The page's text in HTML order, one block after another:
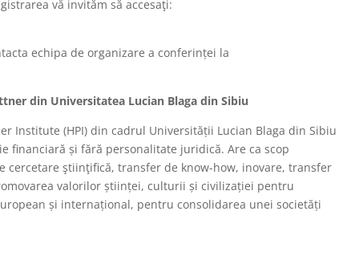
vă invităm să accesaţi:
echipa de organizare a conferinței la
din Universitatea Lucian Blaga din Sibiu
Institute (HPI) din cadrul Universității Lucian Blaga din Sibiu
financiară și fără personalitate juridică. Are ca scop
cercetare ştiinţifică, transfer de know-how, inovare, transfer
valorilor științei, culturii și civilizației pentru
și internațional, pentru consolidarea unei societăți